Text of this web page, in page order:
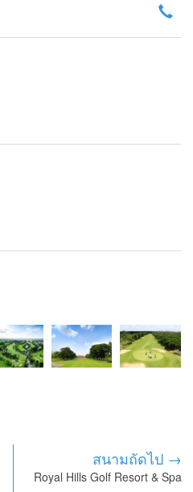
สนามถัดไป →
Royal Hills Golf Resort & Spa